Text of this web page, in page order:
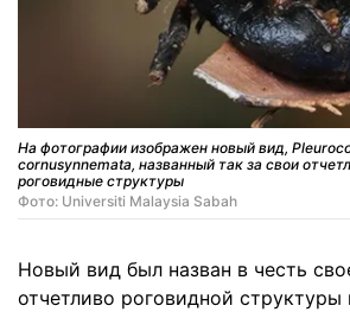
На фотографии изображен новый вид,
cornusynnemata, названный так за свои
роговидные структуры
Фото: Universiti Malaysia Sabah
Новый вид был назван в честь
отчетливо роговидной